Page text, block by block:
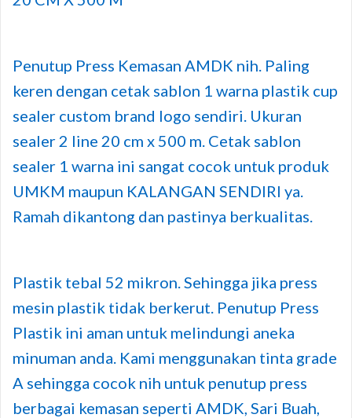
Penutup Press Kemasan AMDK nih. Paling
keren dengan cetak sablon 1 warna plastik cup
sealer custom brand logo sendiri. Ukuran
sealer 2 line 20 cm x 500 m. Cetak sablon
sealer 1 warna ini sangat cocok untuk produk
UMKM maupun KALANGAN SENDIRI ya.
Ramah dikantong dan pastinya berkualitas.
Plastik tebal 52 mikron. Sehingga jika press
mesin plastik tidak berkerut. Penutup Press
Plastik ini aman untuk melindungi aneka
minuman anda. Kami menggunakan tinta grade
A sehingga cocok nih untuk penutup press
berbagai kemasan seperti AMDK, Sari Buah,